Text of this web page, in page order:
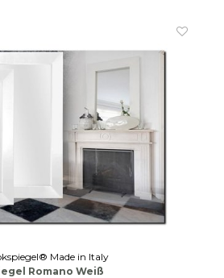
Made in Italy
Romano Weiß